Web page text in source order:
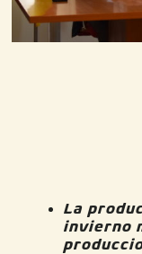
La
invierno